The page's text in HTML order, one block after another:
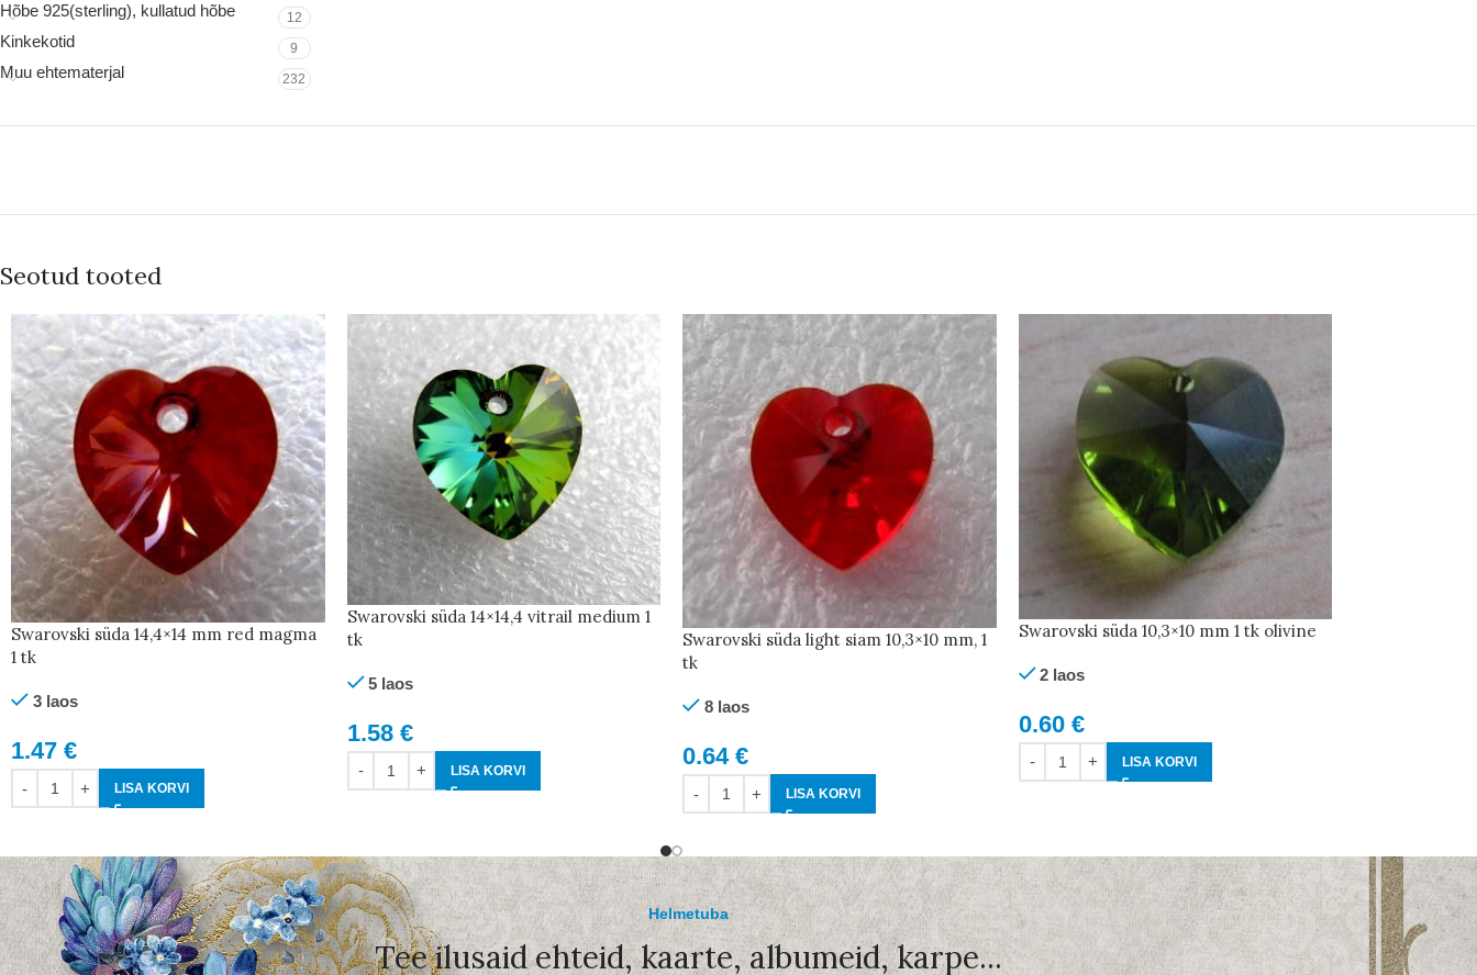
Hõbe 925(sterling), kullatud hõbe 12
Kinkekotid 9
Muu ehtematerjal 232
Seotud tooted
Swarovski süda 14,4×14 mm red magma
1 tk
3 laos
1.47 €
LISA KORVI
Swarovski süda 14×14,4 vitrail medium 1
tk
5 laos
1.58 €
LISA KORVI
Swarovski süda light siam 10,3×10 mm, 1
tk
8 laos
0.64 €
LISA KORVI
Swarovski süda 10,3×10 mm 1 tk olivine
2 laos
0.60 €
LISA KORVI
Helmetuba
Tee ilusaid ehteid, kaarte, albumeid, karpe...